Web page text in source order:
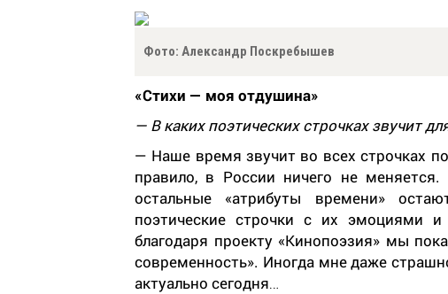
Фото: Александр Поскребышев
«Стихи — моя отдушина»
— В каких поэтических строчках звучит
— Наше время звучит во всех строчках
правило, в России ничего не
остальные «атрибуты времени»
поэтические строчки с их эмоциями
благодаря проекту «Кинопоэзия» мы
современность». Иногда мне даже
актуально сегодня…